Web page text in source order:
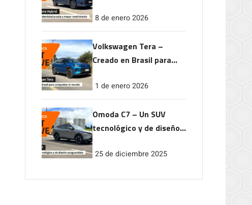
rendimiento
8 de enero 2026
Volkswagen Tera –
Creado en Brasil para
1 de enero 2026
Omoda C7 – Un SUV
tecnológico y de diseño
25 de diciembre 2025